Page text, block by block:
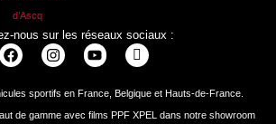
d’Ascq
nous sur les réseaux sociaux :
sportifs en France, Belgique et Hauts-de-France.
de gamme avec films PPF XPEL dans notre showroom